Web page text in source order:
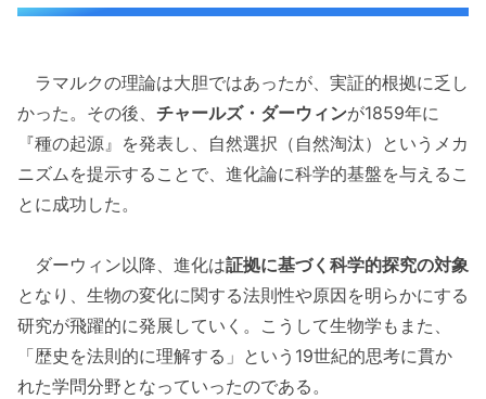
ラマルクの理論は大胆ではあったが、実証的根拠に乏し
かった。その後、 チャールズ・ダーウィンが1859年に
『種の起源』を発表し、自然選択（自然淘汰）というメカ
ニズムを提示することで、進化論に科学的基盤を与えるこ
とに成功した。
ダーウィン以降、進化は証拠に基づく科学的探究の対象
となり、生物の変化に関する法則性や原因を明らかにする
研究が飛躍的に発展していく。こうして生物学もまた、
「歴史を法則的に理解する」という19世紀的思考に貫か
れた学問分野となっていったのである。